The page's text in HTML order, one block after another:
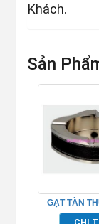
Khách.
Sản
GẠT TÀN
BỌC DA